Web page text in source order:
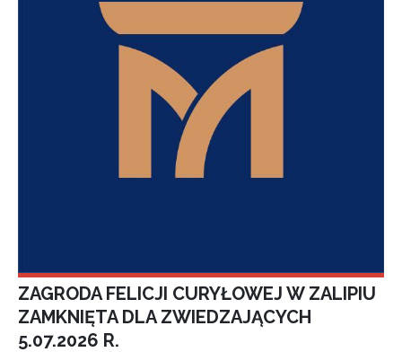
ZAGRODA FELICJI CURYŁOWEJ W ZALIPIU
ZAMKNIĘTA DLA ZWIEDZAJĄCYCH
5.07.2026 R.